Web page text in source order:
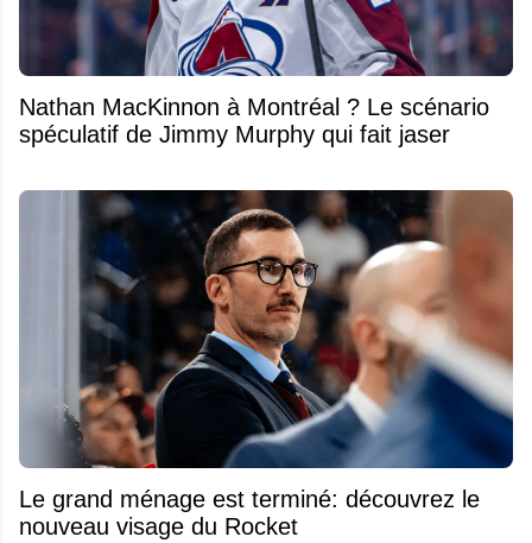
Nathan MacKinnon à Montréal ? Le scénario
spéculatif de Jimmy Murphy qui fait jaser
Le grand ménage est terminé: découvrez le
nouveau visage du Rocket